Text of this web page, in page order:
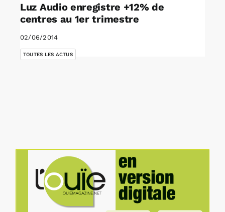
Luz Audio enregistre +12% de
centres au 1er trimestre
02/06/2014
TOUTES LES ACTUS